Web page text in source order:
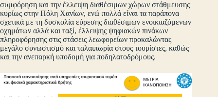
συμφόρηση και την έλλειψη διαθέσιμων χώρων στάθμευσης
κυρίως στην Πόλη Χανίων, ενώ πολλά είναι τα παράπονα
σχετικά με τη δυσκολία εύρεσης διαθέσιμων ενοικιαζόμενων
οχημάτων αλλά και ταξί, έλλειψης ψηφιακών πινάκων
πληροφόρησης στις στάσεις λεωφορείων προκαλώντας
μεγάλο συνωστισμό και ταλαιπωρία στους τουρίστες, καθώς
και την ανεπαρκή υποδομή για ποδηλατοδρόμους.